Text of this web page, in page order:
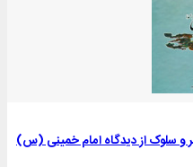
سلوک از دیدگاه امام خمینی (س)